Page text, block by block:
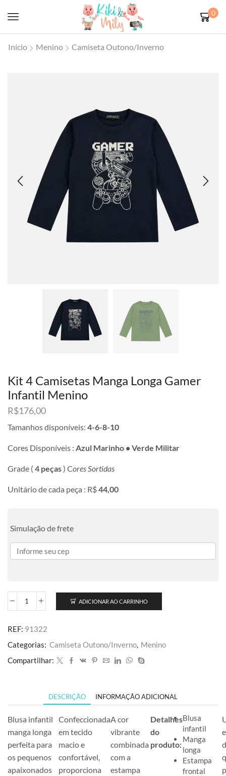
0
Início Menino Camiseta Outono/Inverno
Kit 4 Camisetas Manga Longa Gamer
Infantil Menino
R$176,00
Tamanhos disponíveis: 4-6-8-10
Cores Disponíveis : Azul Marinho • Verde Militar
Grade ( 4 peças) Cores Sortidas
Unitário de cada peça : R$44,00
Simulação de frete
ADICIONAR AO CARRINHO
REF: 91322
Categorias: Camiseta Outono/Inverno, Menino
Compartilhar:
DESCRIÇÃO INFORMAÇÃO ADICIONAL
Blusa infantil
manga longa
perfeita para
os pequenos
apaixonados
Confeccionada
em tecido
macio e
confortável,
proporciona
A cor
vibrante
combinada
com a
estampa
Detalhes
do
produto:
Blusa
infantil
Manga
longa
Estampa
frontal